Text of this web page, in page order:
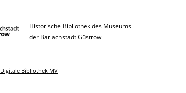
Historische Bibliothek des Museums
der Barlachstadt Güstrow
Digitale Bibliothek MV